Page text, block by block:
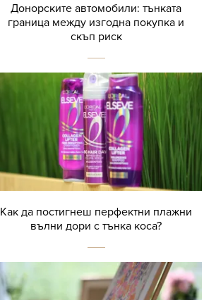
Донорските автомобили: тънката
граница между изгодна покупка и
скъп риск
Как да постигнеш перфектни плажни
вълни дори с тънка коса?